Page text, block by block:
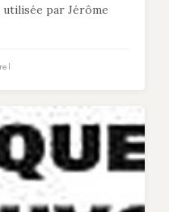
utilisée par Jérôme